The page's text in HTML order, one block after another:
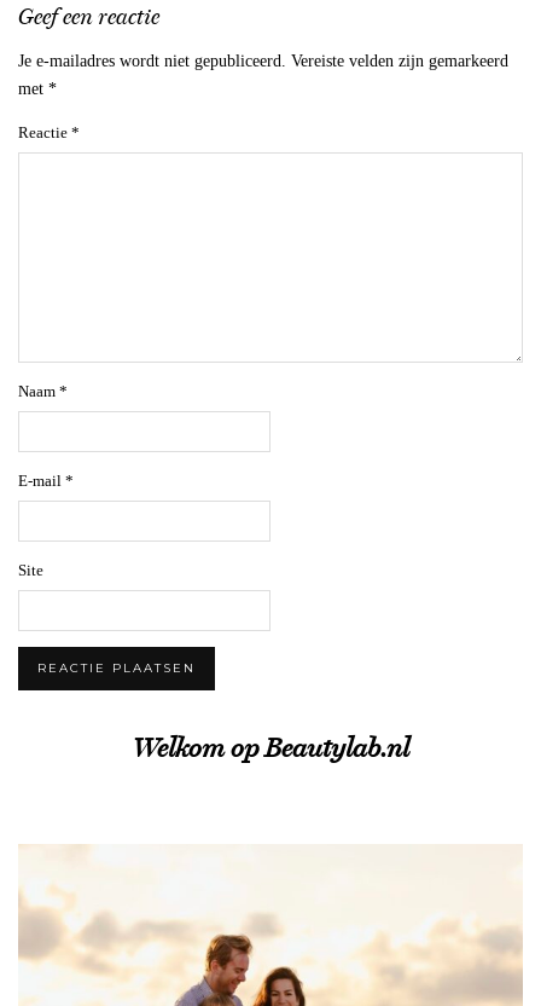
Geef een reactie
Je e-mailadres wordt niet gepubliceerd. Vereiste velden zijn gemarkeerd
met *
Reactie *
Naam *
E-mail *
Site
Welkom op Beautylab.nl